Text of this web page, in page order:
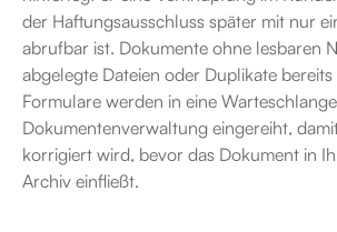
der Haftungsausschluss später mit nur
abrufbar ist. Dokumente ohne lesbaren
abgelegte Dateien oder Duplikate
Formulare werden in eine
Dokumentenverwaltung eingereiht,
korrigiert wird, bevor das Dokument in
Archiv einfließt.